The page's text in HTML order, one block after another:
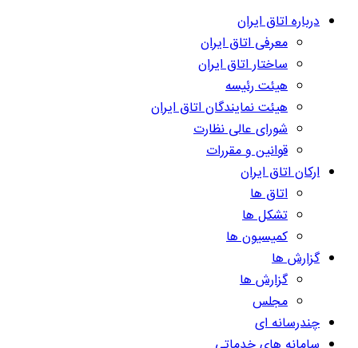
درباره اتاق ایران
معرفی اتاق ایران
ساختار اتاق ایران
هیئت رئیسه
هیئت نمایندگان اتاق ایران
شورای عالی نظارت
قوانین و مقررات
ارکان اتاق ایران
اتاق ها
تشکل ها
کمیسیون ها
گزارش ها
گزارش ها
مجلس
چندرسانه ای